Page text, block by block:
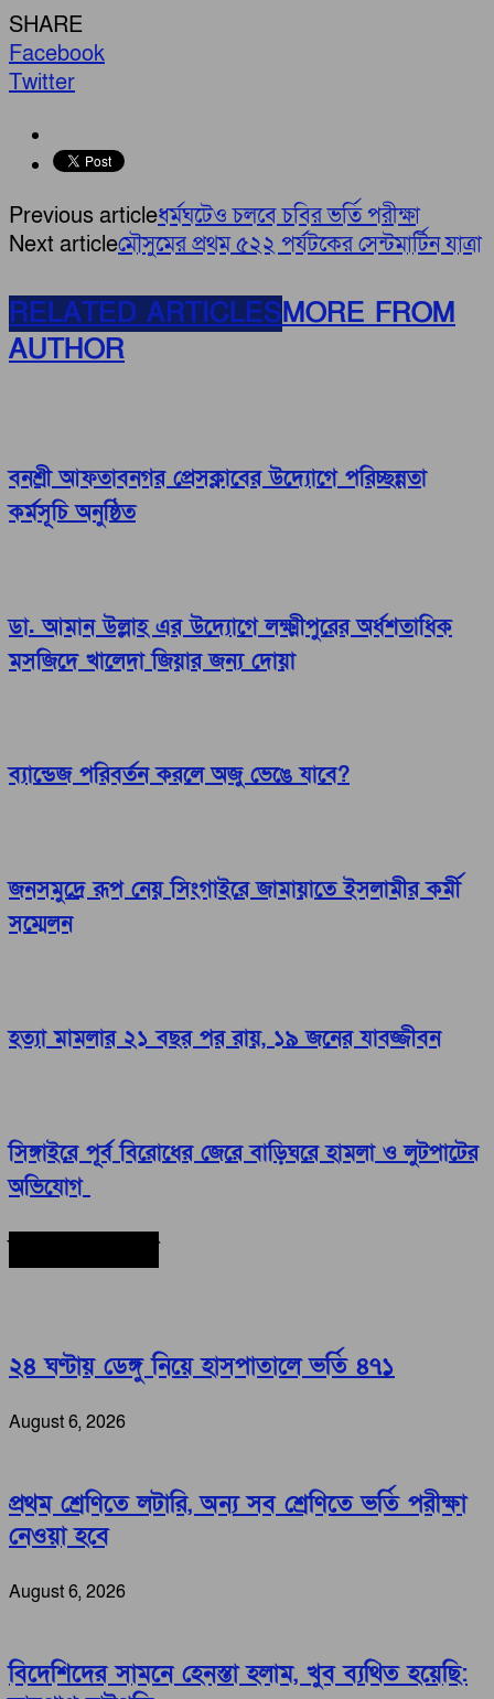
SHARE
Facebook
Twitter
Previous articleধর্মঘটেও চলবে চবির ভর্তি পরীক্ষা
Next articleমৌসুমের প্রথম ৫২২ পর্যটকের সেন্টমার্টিন যাত্রা
RELATED ARTICLESMORE FROM
AUTHOR
বনশ্রী আফতাবনগর প্রেসক্লাবের উদ্যোগে পরিচ্ছন্নতা
কর্মসূচি অনুষ্ঠিত
ডা. আমান উল্লাহ এর উদ্যোগে লক্ষ্মীপুরের অর্ধশতাধিক
মসজিদে খালেদা জিয়ার জন্য দোয়া
ব্যান্ডেজ পরিবর্তন করলে অজু ভেঙে যাবে?
জনসমুদ্রে রূপ নেয় সিংগাইরে জামায়াতে ইসলামীর কর্মী
সম্মেলন
হত্যা মামলার ২১ বছর পর রায়, ১৯ জনের যাবজ্জীবন
সিঙ্গাইরে পূর্ব বিরোধের জেরে বাড়িঘরে হামলা ও লুটপাটের
অভিযোগ
২৪ ঘণ্টায় ডেঙ্গু নিয়ে হাসপাতালে ভর্তি ৪৭১
August 6, 2026
প্রথম শ্রেণিতে লটারি, অন্য সব শ্রেণিতে ভর্তি পরীক্ষা
নেওয়া হবে
August 6, 2026
বিদেশিদের সামনে হেনস্তা হলাম, খুব ব্যথিত হয়েছি: